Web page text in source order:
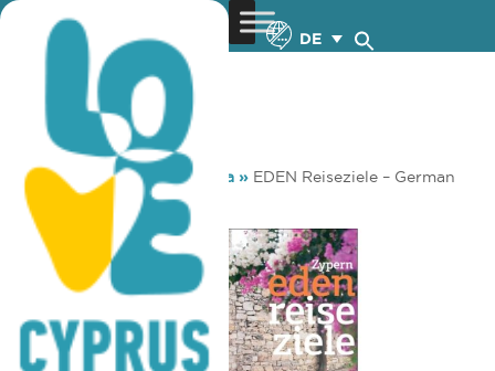
DE
You are here: Home »Media » EDEN Reiseziele – German
(pdf)